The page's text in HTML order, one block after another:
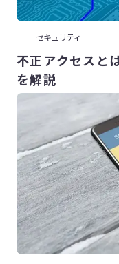
セキュリティ
不正アクセスと
を解説